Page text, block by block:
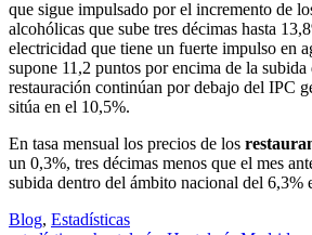
que sigue impulsado por el incremento de
alcohólicas que sube tres décimas hasta
electricidad que tiene un fuerte impulso en
supone 11,2 puntos por encima de la
restauración continúan por debajo del IPC
sitúa en el 10,5%.
En tasa mensual los precios de los
un 0,3%, tres décimas menos que el mes
subida dentro del ámbito nacional del 6,3%
Blog, Estadísticas